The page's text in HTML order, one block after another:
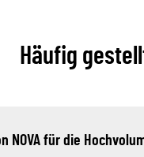
Häufig
für die